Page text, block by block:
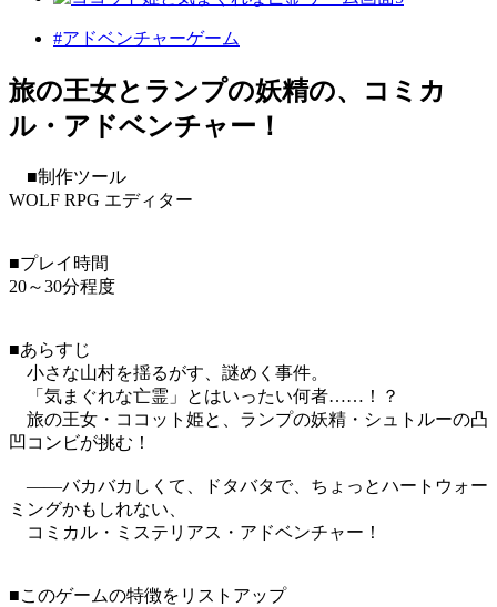
#アドベンチャーゲーム
旅の王女とランプの妖精の、コミカ
ル・アドベンチャー！
■制作ツール
WOLF RPG エディター
■プレイ時間
20～30分程度
■あらすじ
小さな山村を揺るがす、謎めく事件。
「気まぐれな亡霊」とはいったい何者……！？
旅の王女・ココット姫と、ランプの妖精・シュトルーの凸
凹コンビが挑む！
――バカバカしくて、ドタバタで、ちょっとハートウォー
ミングかもしれない、
コミカル・ミステリアス・アドベンチャー！
■このゲームの特徴をリストアップ